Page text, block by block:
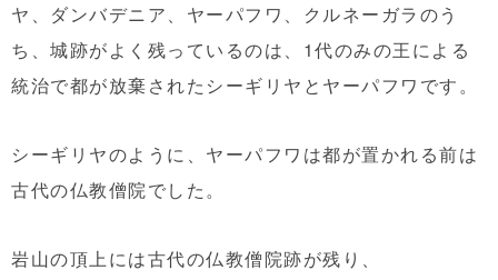
ヤ、ダンバデニア、ヤーパフワ、クルネーガラのう
ち、城跡がよく残っているのは、1代のみの王による
統治で都が放棄されたシーギリヤとヤーパフワです。
シーギリヤのように、ヤーパフワは都が置かれる前は
古代の仏教僧院でした。
岩山の頂上には古代の仏教僧院跡が残り、